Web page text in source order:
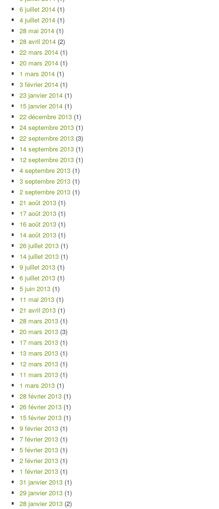
6 juillet 2014 (1)
4 juillet 2014 (1)
28 mai 2014 (1)
28 avril 2014 (2)
22 mars 2014 (1)
20 mars 2014 (1)
1 mars 2014 (1)
3 février 2014 (1)
23 janvier 2014 (1)
15 janvier 2014 (1)
22 décembre 2013 (1)
24 septembre 2013 (1)
22 septembre 2013 (3)
14 septembre 2013 (1)
12 septembre 2013 (1)
4 septembre 2013 (1)
3 septembre 2013 (1)
2 septembre 2013 (1)
21 août 2013 (1)
17 août 2013 (1)
16 août 2013 (1)
14 août 2013 (1)
26 juillet 2013 (1)
14 juillet 2013 (1)
9 juillet 2013 (1)
6 juillet 2013 (1)
5 juin 2013 (1)
11 mai 2013 (1)
21 avril 2013 (1)
28 mars 2013 (1)
20 mars 2013 (3)
17 mars 2013 (1)
13 mars 2013 (1)
12 mars 2013 (1)
11 mars 2013 (1)
1 mars 2013 (1)
28 février 2013 (1)
26 février 2013 (1)
15 février 2013 (1)
9 février 2013 (1)
7 février 2013 (1)
5 février 2013 (1)
2 février 2013 (1)
1 février 2013 (1)
31 janvier 2013 (1)
29 janvier 2013 (1)
28 janvier 2013 (2)